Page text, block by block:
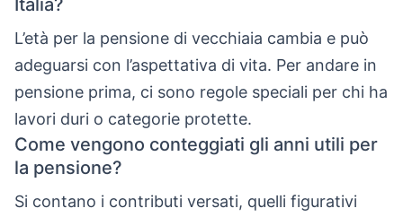
Italia?
L’età per la pensione di vecchiaia cambia e può
adeguarsi con l’aspettativa di vita. Per andare in
pensione prima, ci sono regole speciali per chi ha
lavori duri o categorie protette.
Come vengono conteggiati gli anni utili per
la pensione?
Si contano i contributi versati, quelli figurativi